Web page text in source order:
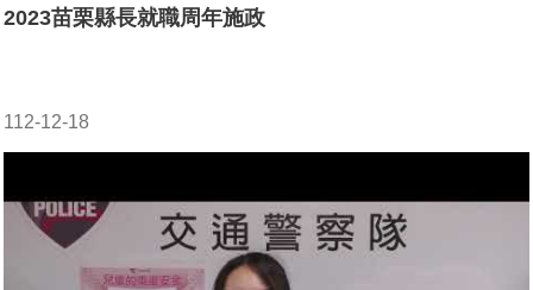
2023苗栗縣長就職周年施政
112-12-18